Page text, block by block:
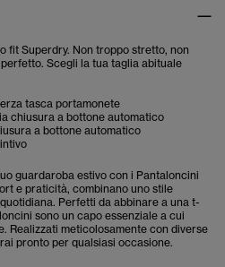
fit Superdry. Non troppo stretto, non
Scegli la tua taglia abituale
tasca portamonete
chiusura a bottone automatico
a bottone automatico
guardaroba estivo con i Pantaloncini
e praticità, combinano uno stile
Perfetti da abbinare a una t-
sono un capo essenziale a cui
Realizzati meticolosamente con diverse
pronto per qualsiasi occasione.